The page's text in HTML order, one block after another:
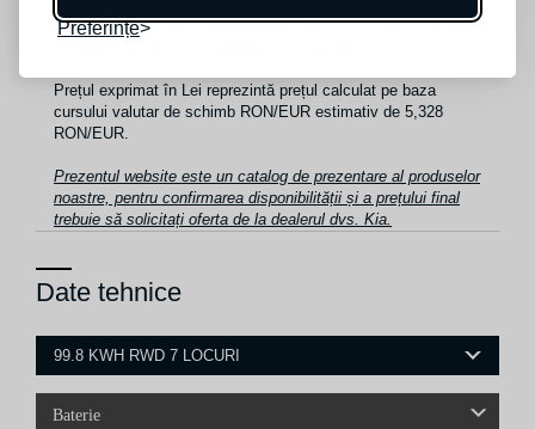
Preferințe
*Prețuri în euro recomandate de către Importatorul Kia
Prețul exprimat în Lei reprezintă prețul calculat pe baza
cursului valutar de schimb RON/EUR estimativ de 5,328
RON/EUR.
Prezentul website este un catalog de prezentare al produselor
noastre, pentru confirmarea disponibilității și a prețului final
trebuie să solicitați oferta de la dealerul dvs. Kia.
Date tehnice
99.8 KWH RWD 7 LOCURI
Baterie